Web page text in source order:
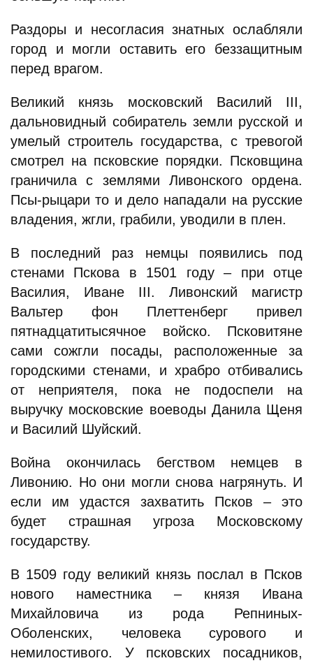
Раздоры и несогласия знатных ослабляли
город и могли оставить его беззащитным
перед врагом.
Великий князь московский Василий III,
дальновидный собиратель земли русской и
умелый строитель государства, с тревогой
смотрел на псковские порядки. Псковщина
граничила с землями Ливонского ордена.
Псы-рыцари то и дело нападали на русские
владения, жгли, грабили, уводили в плен.
В последний раз немцы появились под
стенами Пскова в 1501 году – при отце
Василия, Иване III. Ливонский магистр
Вальтер фон Плеттенберг привел
пятнадцатитысячное войско. Псковитяне
сами сожгли посады, расположенные за
городскими стенами, и храбро отбивались
от неприятеля, пока не подоспели на
выручку московские воеводы Данила Щеня
и Василий Шуйский.
Война окончилась бегством немцев в
Ливонию. Но они могли снова нагрянуть. И
если им удастся захватить Псков – это
будет страшная угроза Московскому
государству.
В 1509 году великий князь послал в Псков
нового наместника – князя Ивана
Михайловича из рода Репниных-
Оболенских, человека сурового и
немилостивого. У псковских посадников,